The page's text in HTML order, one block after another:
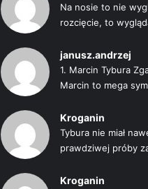
Na nosie to nie
rozcięcie, to
janusz.andrzej
1. Marcin Tybura
Marcin to mega
Kroganin
Tybura nie miał
prawdziwej próby
Kroganin